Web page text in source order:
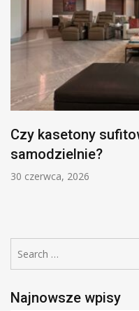
Czy kasetony
samodzielnie?
30 czerwca, 2026
for:
Najnowsze wpisy